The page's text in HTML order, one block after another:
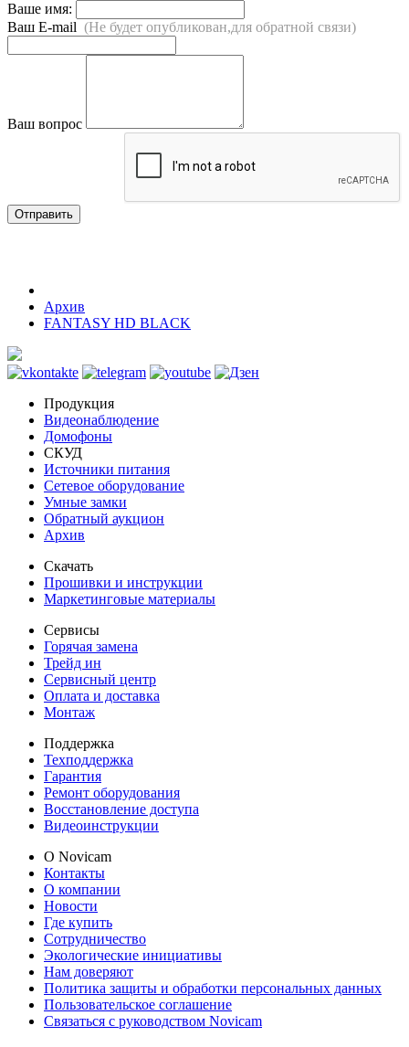
Ваше имя:
Ваш E-mail (Не будет опубликован,для обратной связи)
Ваш вопрос
Отправить
Архив
FANTASY HD BLACK
Продукция
Видеонаблюдение
Домофоны
СКУД
Источники питания
Сетевое оборудование
Умные замки
Обратный аукцион
Архив
Скачать
Прошивки и инструкции
Маркетинговые материалы
Сервисы
Горячая замена
Трейд ин
Сервисный центр
Оплата и доставка
Монтаж
Поддержка
Техподдержка
Гарантия
Ремонт оборудования
Восстановление доступа
Видеоинструкции
О Novicam
Контакты
О компании
Новости
Где купить
Сотрудничество
Экологические инициативы
Нам доверяют
Политика защиты и обработки персональных данных
Пользовательское соглашение
Связаться с руководством Novicam